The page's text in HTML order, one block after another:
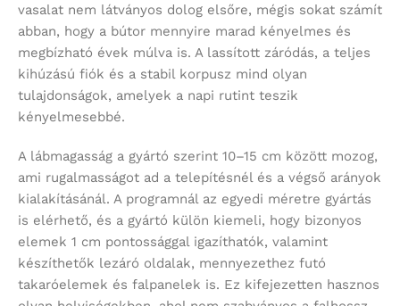
vasalat nem látványos dolog elsőre, mégis sokat számít
abban, hogy a bútor mennyire marad kényelmes és
megbízható évek múlva is. A lassított záródás, a teljes
kihúzású fiók és a stabil korpusz mind olyan
tulajdonságok, amelyek a napi rutint teszik
kényelmesebbé.
A lábmagasság a gyártó szerint 10–15 cm között mozog,
ami rugalmasságot ad a telepítésnél és a végső arányok
kialakításánál. A programnál az egyedi méretre gyártás
is elérhető, és a gyártó külön kiemeli, hogy bizonyos
elemek 1 cm pontossággal igazíthatók, valamint
készíthetők lezáró oldalak, mennyezethez futó
takaróelemek és falpanelek is. Ez kifejezetten hasznos